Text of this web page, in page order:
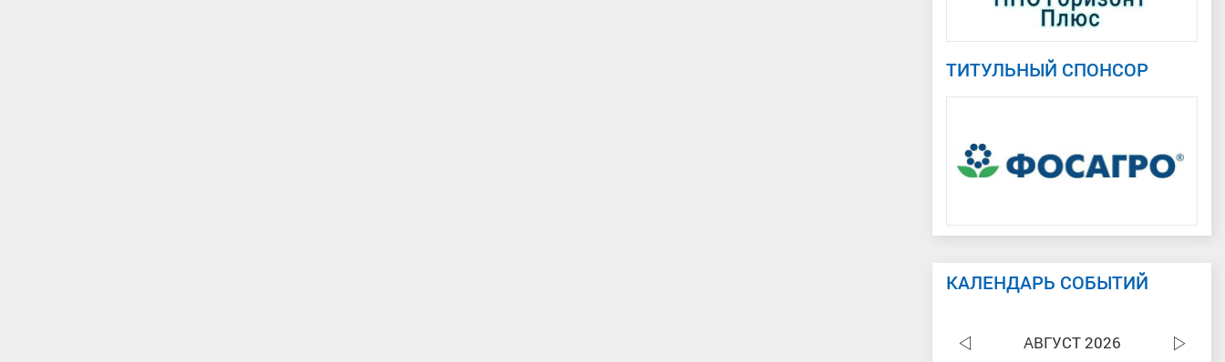
ТИТУЛЬНЫЙ СПОНСОР
КАЛЕНДАРЬ СОБЫТИЙ
АВГУСТ 2026